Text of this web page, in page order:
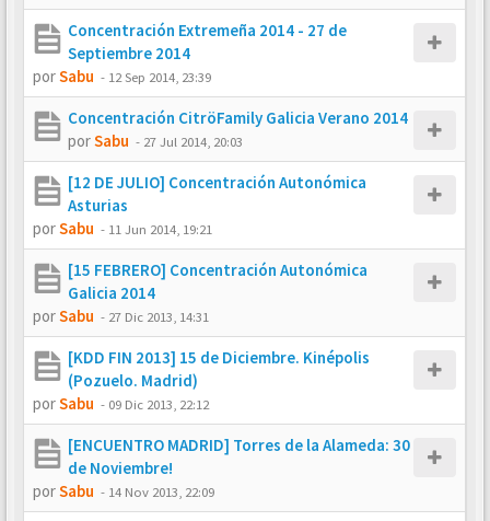
Concentración Extremeña 2014 - 27 de
Septiembre 2014
porSabu - 12 Sep 2014, 23:39
Concentración CitröFamily Galicia Verano 2014
porSabu - 27 Jul 2014, 20:03
[12 DE JULIO] Concentración Autonómica
Asturias
porSabu - 11 Jun 2014, 19:21
[15 FEBRERO] Concentración Autonómica
Galicia 2014
porSabu - 27 Dic 2013, 14:31
[KDD FIN 2013] 15 de Diciembre. Kinépolis
(Pozuelo. Madrid)
porSabu - 09 Dic 2013, 22:12
[ENCUENTRO MADRID] Torres de la Alameda: 30
de Noviembre!
porSabu - 14 Nov 2013, 22:09